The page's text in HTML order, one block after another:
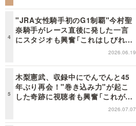
"JRA女性騎手初のG1制覇"今村聖
奈騎手がレース直後に発した一言
にスタジオも興奮「これはしびれ
2026.06.19
木梨憲武、収録中にでんでんと45
年ぶり再会！"巻き込み力"が起こ
した奇跡に視聴者も興奮「これがテ
レビの面白さだよね！」＜日曜日の
2026.07.07